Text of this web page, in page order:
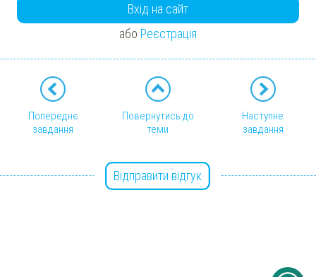
Вхід на сайт
або Реєстрація
Попереднє
завдання
Повернутись до
теми
Наступне
завдання
Відправити відгук